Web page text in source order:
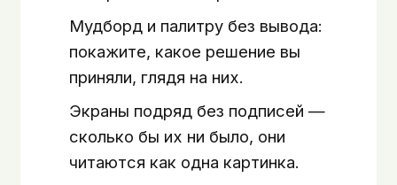
Мудборд и палитру без вывода:
покажите, какое решение вы
приняли, глядя на них.
Экраны подряд без подписей —
сколько бы их ни было, они
читаются как одна картинка.